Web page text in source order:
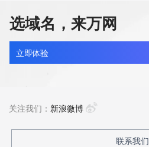
cnrmtool.com
最近查询
选域名，来万网
立即体验
关注我们： 新浪微博
联系我们